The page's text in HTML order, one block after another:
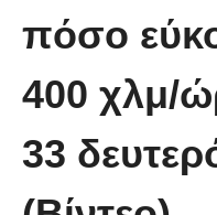
Δείτε το
δευτερόλεπτα!
πόσο
400 χλμ/
33